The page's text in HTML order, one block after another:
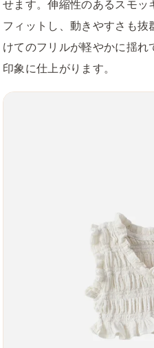
せます。伸縮性のあるスモッ
フィットし、動きやすさも
けてのフリルが軽やかに揺れ
印象に仕上がります。